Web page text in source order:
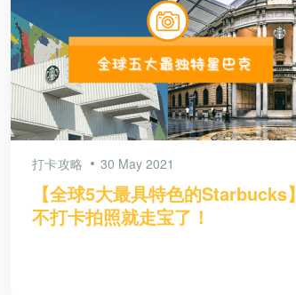
打卡攻略 30 May 2021
【全球5大最具特色的Starbucks】
不打卡拍照就走宝了！